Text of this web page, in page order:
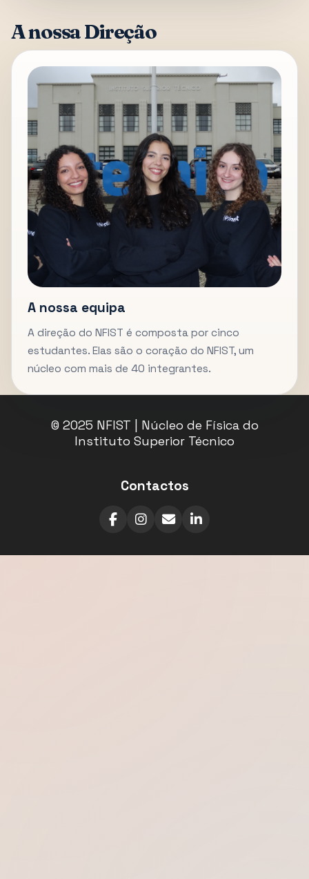
A nossa Direção
A nossa equipa
A direção do NFIST é composta por cinco
estudantes. Elas são o coração do NFIST, um
núcleo com mais de 40 integrantes.
© 2025 NFIST | Núcleo de Física do
Instituto Superior Técnico
Contactos